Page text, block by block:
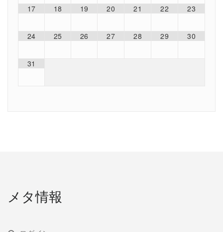
17 18 19 20 21 22 23
24 25 26 27 28 29 30
31
メタ情報